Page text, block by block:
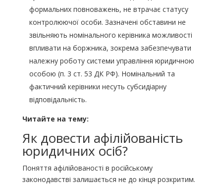
формальних повноважень, не втрачає статусу
контролюючої особи. Зазначені обставини не
звільняють номінального керівника можливості
впливати на боржника, зокрема забезпечувати
належну роботу системи управління юридичною
особою (п. 3 ст. 53 ДК РФ). Номінальний та
фактичний керівники несуть субсидіарну
відповідальність.
Читайте на тему:
Як довести афілійованість
юридичних осіб?
Поняття афілійованості в російському
законодавстві залишається не до кінця розкритим.